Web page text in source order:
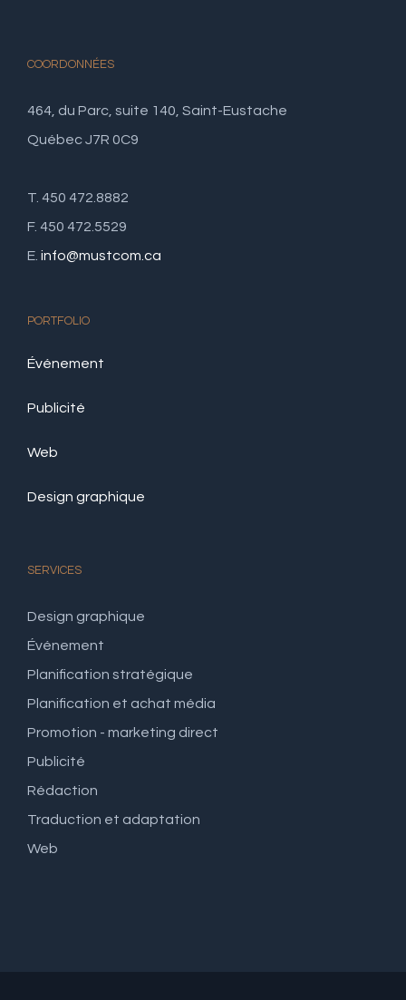
COORDONNÉES
464, du Parc, suite 140, Saint-Eustache
Québec J7R 0C9
T. 450 472.8882
F. 450 472.5529
E. info@mustcom.ca
PORTFOLIO
Événement
Publicité
Web
Design graphique
SERVICES
Design graphique
Événement
Planification stratégique
Planification et achat média
Promotion - marketing direct
Publicité
Rédaction
Traduction et adaptation
Web